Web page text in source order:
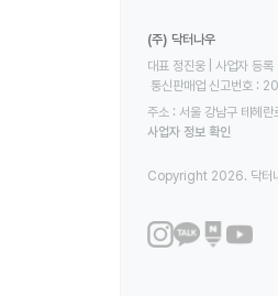
(주) 닥터나우
대표 정진웅 | 사업자
통신판매업 신고번호
주소 : 서울 강남구 테헤
사업자 정보 확인
Copyright 2026. 닥터